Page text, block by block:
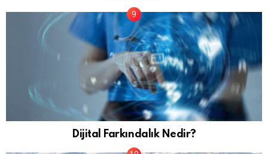
Dijital Farkındalık Nedir?